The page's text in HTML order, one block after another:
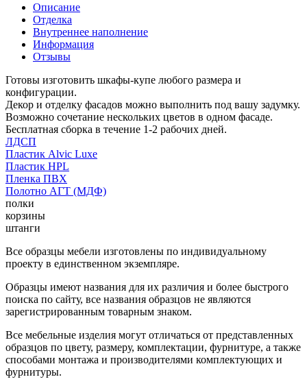
Описание
Отделка
Внутреннее наполнение
Информация
Отзывы
Готовы изготовить шкафы-купе любого размера и
конфигурации.
Декор и отделку фасадов можно выполнить под вашу задумку.
Возможно сочетание нескольких цветов в одном фасаде.
Бесплатная сборка в течение 1-2 рабочих дней.
ЛДСП
Пластик Alvic Luxe
Пластик HPL
Пленка ПВХ
Полотно АГТ (МДФ)
полки
корзины
штанги
Все образцы мебели изготовлены по индивидуальному
проекту в единственном экземпляре.
Образцы имеют названия для их различия и более быстрого
поиска по сайту, все названия образцов не являются
зарегистрированным товарным знаком.
Все мебельные изделия могут отличаться от представленных
образцов по цвету, размеру, комплектации, фурнитуре, а также
способами монтажа и производителями комплектующих и
фурнитуры.